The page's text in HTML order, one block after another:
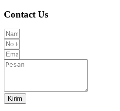
Contact Us
Kirim